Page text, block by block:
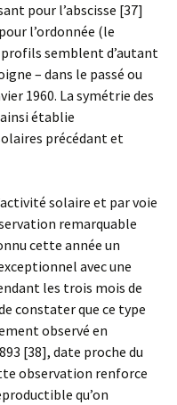
pour l’abscisse [37]
l’ordonnée (le
profils semblent d’autant
– dans le passé ou
1960. La symétrie des
établie
précédant et
solaire et par voie
remarquable
cette année un
avec une
les trois mois de
constater que ce type
observé en
[38], date proche du
observation renforce
qu’on